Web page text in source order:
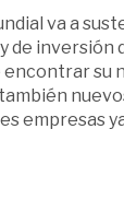
va a
inversión
su
empresas